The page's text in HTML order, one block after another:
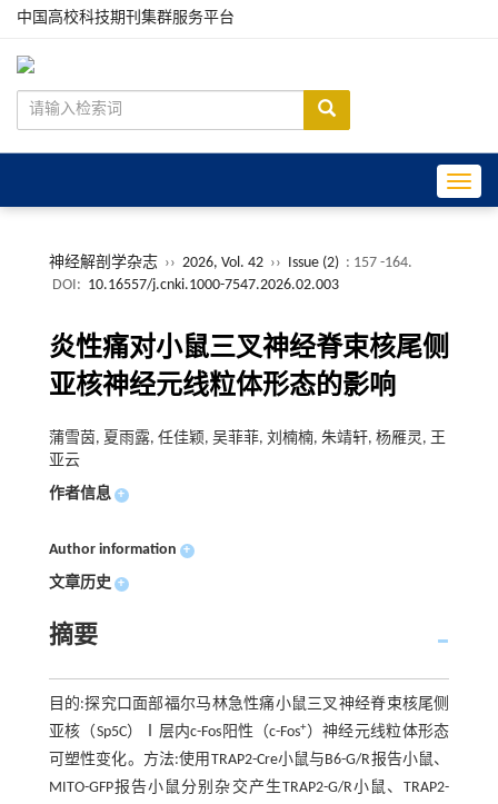
中国高校科技期刊集群服务平台
神经解剖学杂志 ›› 2026, Vol. 42 ›› Issue (2) : 157 -164.
DOI: 10.16557/j.cnki.1000-7547.2026.02.003
炎性痛对小鼠三叉神经脊束核尾侧
亚核神经元线粒体形态的影响
蒲雪茵, 夏雨露, 任佳颖, 吴菲菲, 刘楠楠, 朱靖轩, 杨雁灵, 王
亚云
作者信息 +
Author information +
文章历史 +
摘要
目的:探究口面部福尔马林急性痛小鼠三叉神经脊束核尾侧
亚核（Sp5C）Ⅰ层内c-Fos阳性（c-Fos+）神经元线粒体形态
可塑性变化。方法:使用TRAP2-Cre小鼠与B6-G/R报告小鼠、
MITO-GFP报告小鼠分别杂交产生TRAP2-G/R小鼠、TRAP2-